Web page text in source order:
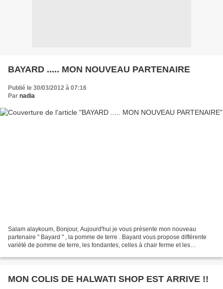
BAYARD ..... MON NOUVEAU PARTENAIRE
Publié le 30/03/2012 à 07:16
Par nadia
Salam alaykoum, Bonjour, Aujourd'hui je vous présente mon nouveau
partenaire " Bayard " , la pomme de terre . Bayard vous propose différente
variété de pomme de terre, les fondantes, celles à chair ferme et les
MON COLIS DE HALWATI SHOP EST ARRIVE !!